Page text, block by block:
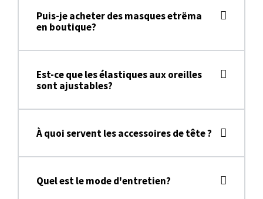
Puis-je acheter des masques etrëma
en boutique?
Est-ce que les élastiques aux oreilles
sont ajustables?
À quoi servent les accessoires de tête ?
Quel est le mode d'entretien?